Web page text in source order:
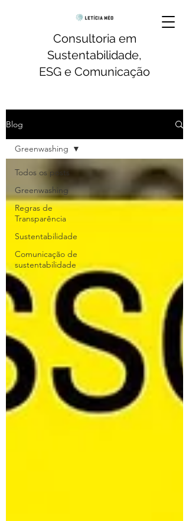
Consultoria em
Sustentabilidade,
ESG e Comunicação
Blog
Todos os posts
Greenwashing
Regras de
Transparência
Sustentabilidade
Comunicação de
sustentabilidade
Greenwashing